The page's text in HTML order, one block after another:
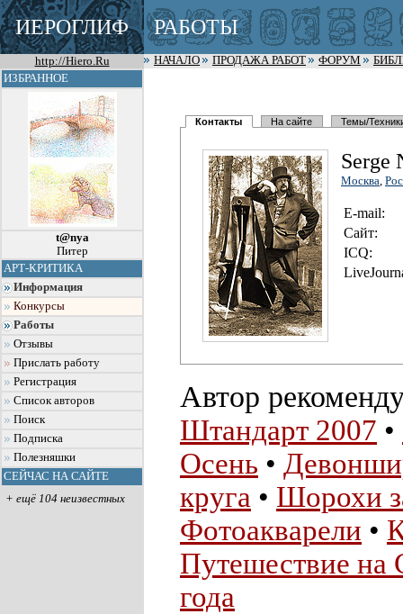
ИЕРОГЛИФ РАБОТЫ
http://Hiero.Ru НАЧАЛО ПРОДАЖА РАБОТ ФОРУМ
ИЗБРАННОЕ
t@nya
Питер
АРТ-КРИТИКА
Информация
Конкурсы
Работы
Отзывы
Прислать работу
Регистрация
Список авторов
Поиск
Подписка
Полезняшки
СЕЙЧАС НА САЙТЕ
+ ещё 104 неизвестных
Контакты На сайте Темы/
Serge
Москва,
E-mail:
Сайт:
ICQ:
Автор
Штандарт 2007 •
Осень •
круга • Шорохи
Фотоакварели •
Путешествие на
года